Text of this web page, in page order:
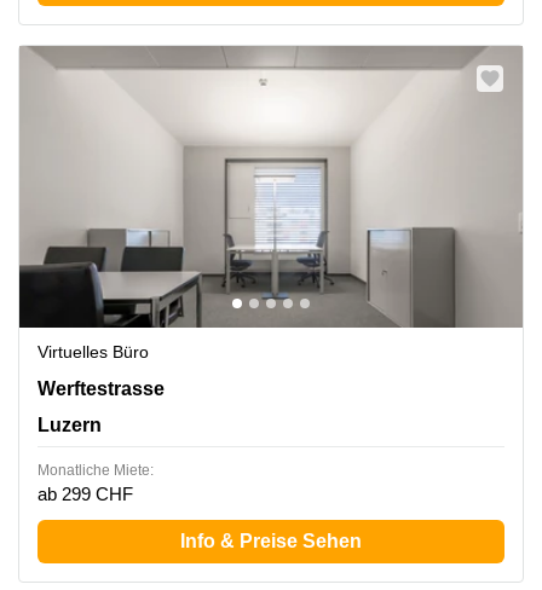
Virtuelles Büro
Werftestrasse 4, Luzern
Werftestrasse
Luzern
Monatliche Miete:
ab 299 CHF
Info & Preise Sehen